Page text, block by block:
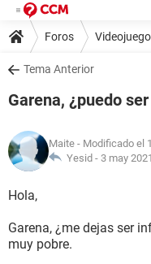
Foros
Tema Anterior
Garena, ¿puedo
Maite - Modificado el
Yesid - 3 may
Hola,
Garena, ¿me dejas ser
muy pobre.